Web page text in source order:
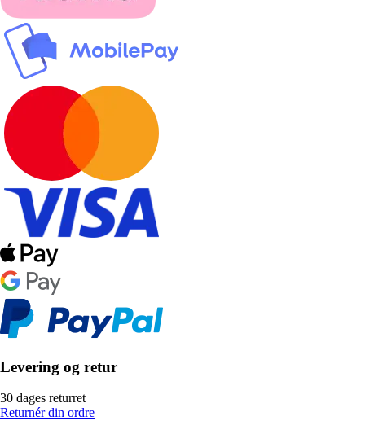
Levering og retur
30 dages returret
Returnér din ordre